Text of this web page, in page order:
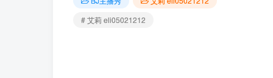
# 艾莉 eli05021212